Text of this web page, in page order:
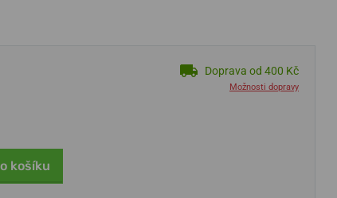
Doprava od 400 Kč
Možnosti dopravy
košíku